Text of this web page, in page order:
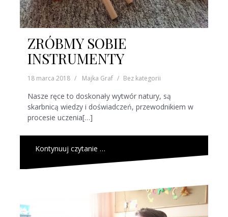
ZRÓBMY SOBIE
INSTRUMENTY
18 marca 2018 Majka Graf Bez kategorii
Nasze ręce to doskonały wytwór natury, są
skarbnicą wiedzy i doświadczeń, przewodnikiem w
procesie uczenia[…]
Kontynuuj czytanie …